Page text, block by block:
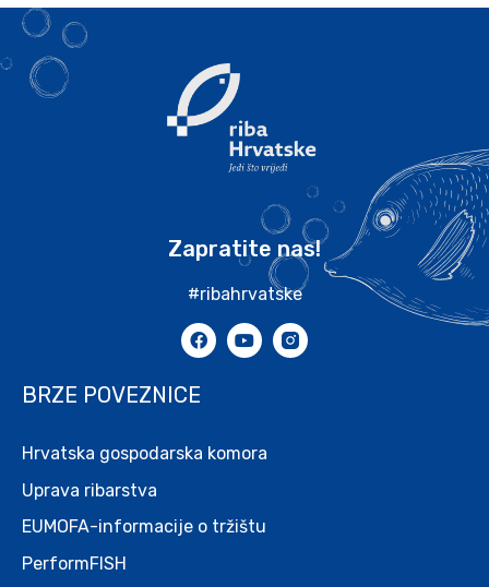
Zapratite nas!
#ribahrvatske
BRZE POVEZNICE
Hrvatska gospodarska komora
Uprava ribarstva
EUMOFA-informacije o tržištu
PerformFISH